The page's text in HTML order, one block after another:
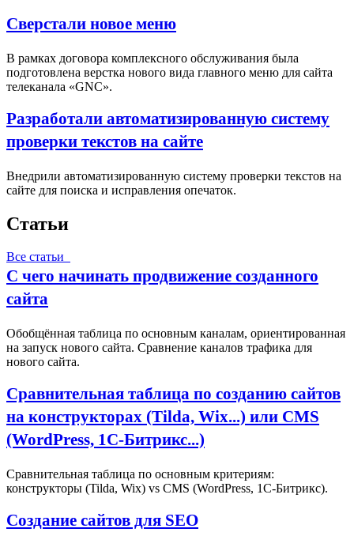
Сверстали новое меню
В рамках договора комплексного обслуживания была
подготовлена верстка нового вида главного меню для сайта
телеканала «GNC».
Разработали автоматизированную систему
проверки текстов на сайте
Внедрили автоматизированную систему проверки текстов на
сайте для поиска и исправления опечаток.
Статьи
Все статьи
С чего начинать продвижение созданного
сайта
Обобщённая таблица по основным каналам, ориентированная
на запуск нового сайта. Сравнение каналов трафика для
нового сайта.
Сравнительная таблица по созданию сайтов
на конструкторах (Tilda, Wix...) или CMS
(WordPress, 1С‑Битрикс...)
Сравнительная таблица по основным критериям:
конструкторы (Tilda, Wix) vs CMS (WordPress, 1С‑Битрикс).
Создание сайтов для SEO